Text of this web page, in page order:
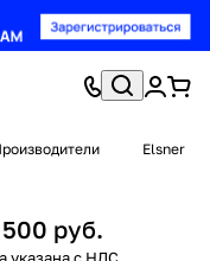
Elsner
руб.